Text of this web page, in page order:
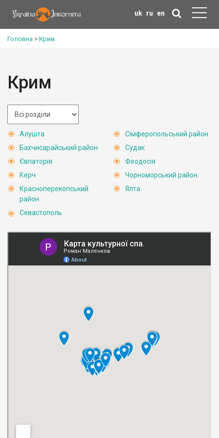
uk ru en
Головна > Крим
Крим
Алушта
Бахчисарайський район
Євпаторія
Керч
Красноперекопський
район
Севастополь
Сімферопольський район
Судак
Феодосія
Чорноморський район
Ялта